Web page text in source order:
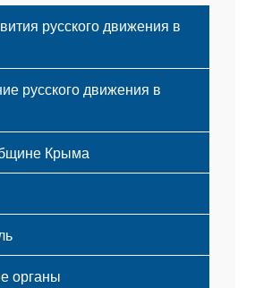
русского движения в
русского движения в
Крыма
органы